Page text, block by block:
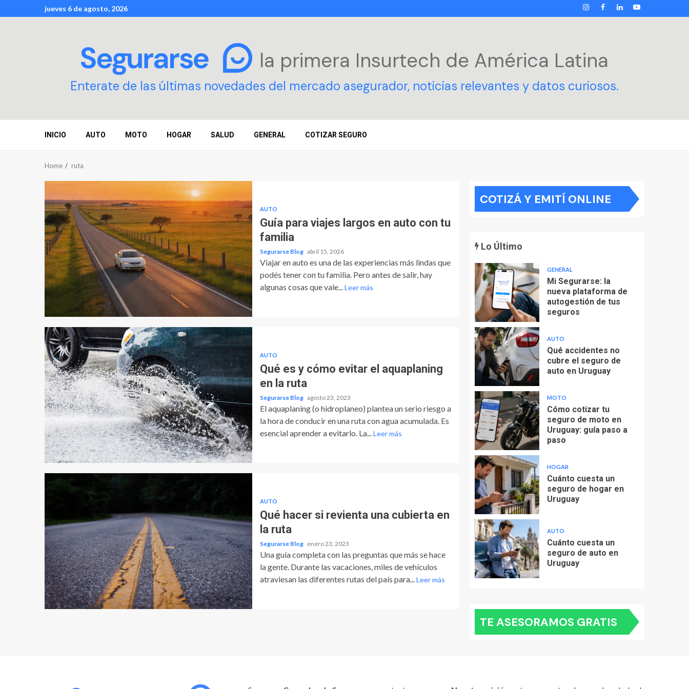
to
jueves 6 de agosto, 2026 INSTAGRAM
FACEBOOK
LINKEDIN
YOUTUBE
la primera Insurtech de América Latina
Enterate de las últimas novedades del mercado asegurador, noticias relevantes y datos curiosos.
INICIO AUTO MOTO HOGAR SALUD GENERAL COTIZAR SEGURO
Home ruta
AUTO
Guía para viajes largos en auto con tu
familia
Segurarse Blog abril 15, 2026
Viajar en auto es una de las experiencias más lindas que
podés tener con tu familia. Pero antes de salir, hay
algunas cosas que vale... Leer más
AUTO
Qué es y cómo evitar el aquaplaning
en la ruta
Segurarse Blog agosto 23, 2023
El aquaplaning (o hidroplaneo) plantea un serio riesgo a
la hora de conducir en una ruta con agua acumulada. Es
esencial aprender a evitarlo. La... Leer más
AUTO
Qué hacer si revienta una cubierta en
la ruta
Segurarse Blog enero 23, 2023
Una guía completa con las preguntas que más se hace
la gente. Durante las vacaciones, miles de vehículos
atraviesan las diferentes rutas del país para... Leer más
COTIZÁ Y EMITÍ ONLINE
Lo Último
GENERAL
Mi Segurarse: la
nueva plataforma de
autogestión de tus
seguros
AUTO
Qué accidentes no
cubre el seguro de
auto en Uruguay
MOTO
Cómo cotizar tu
seguro de moto en
Uruguay: guía paso a
paso
HOGAR
Cuánto cuesta un
seguro de hogar en
Uruguay
AUTO
Cuánto cuesta un
seguro de auto en
Uruguay
TE ASESORAMOS GRATIS